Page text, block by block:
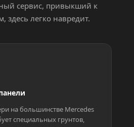
сервис, привыкший к
легко навредит.
на большинстве Mercedes
специальных грунтов,